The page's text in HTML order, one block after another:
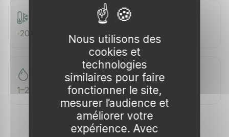
-20 °C (USDA 8)
Arrosage (sem.)
1–2 / sem.
Nous utilisons des
cookies et
technologies
similaires pour faire
fonctionner le site,
mesurer l’audience et
améliorer votre
expérience. Avec